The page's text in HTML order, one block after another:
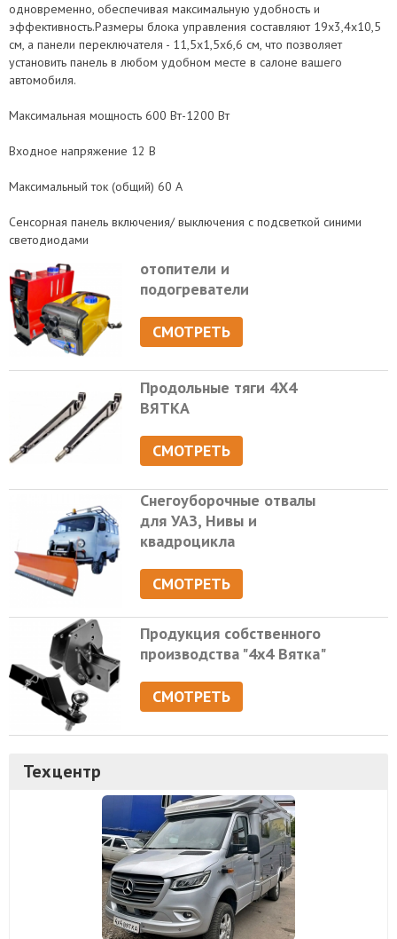
одновременно, обеспечивая максимальную удобность и
эффективность.Размеры блока управления составляют 19x3,4x10,5
см, а панели переключателя - 11,5x1,5x6,6 см, что позволяет
установить панель в любом удобном месте в салоне вашего
автомобиля.
Максимальная мощность 600 Вт-1200 Вт
Входное напряжение 12 В
Максимальный ток (общий) 60 А
Сенсорная панель включения/ выключения с подсветкой синими
светодиодами
отопители и
подогреватели
СМОТРЕТЬ
Продольные тяги 4Х4
ВЯТКА
СМОТРЕТЬ
Снегоуборочные отвалы
для УАЗ, Нивы и
квадроцикла
СМОТРЕТЬ
Продукция собственного
производства "4х4 Вятка"
СМОТРЕТЬ
Техцентр